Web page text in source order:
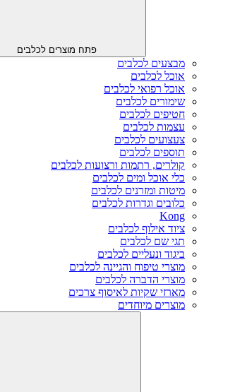
פתח מוצרים לכלבים
מבצעים לכלבים
אוכל לכלבים
אוכל רפואי לכלבים
שימורים לכלבים
חטיפים לכלבים
עצמות לכלבים
צעצועים לכלבים
תוספים לכלבים
קולרים, רתמות ורצועות לכלבים
כלי אוכל ומים לכלבים
מיטות ומזרנים לכלבים
כלובים וגדרות לכלבים
Kong
ציוד אילוף לכלבים
תגי שם לכלבים
ביגוד ונעליים לכלבים
מוצרי טיפוח והגיינה לכלבים
מוצרי הדברה לכלבים
מארזי שקיות לאיסוף צרכים
מוצרים מיוחדים